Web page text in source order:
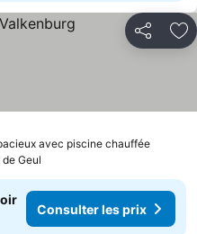
Partager
avec piscine chauffée
Geul
Consulter les prix